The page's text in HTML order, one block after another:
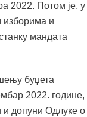
2022. Потом је, у
изборима и
мандата
буџета
2022. године,
и допуни Одлуке о